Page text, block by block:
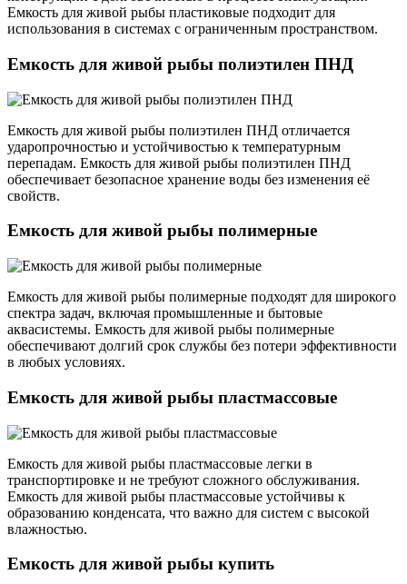
Емкость для живой рыбы пластиковые подходит для
использования в системах с ограниченным пространством.
Емкость для живой рыбы полиэтилен ПНД
Емкость для живой рыбы полиэтилен ПНД отличается
ударопрочностью и устойчивостью к температурным
перепадам. Емкость для живой рыбы полиэтилен ПНД
обеспечивает безопасное хранение воды без изменения её
свойств.
Емкость для живой рыбы полимерные
Емкость для живой рыбы полимерные подходят для широкого
спектра задач, включая промышленные и бытовые
аквасистемы. Емкость для живой рыбы полимерные
обеспечивают долгий срок службы без потери эффективности
в любых условиях.
Емкость для живой рыбы пластмассовые
Емкость для живой рыбы пластмассовые легки в
транспортировке и не требуют сложного обслуживания.
Емкость для живой рыбы пластмассовые устойчивы к
образованию конденсата, что важно для систем с высокой
влажностью.
Емкость для живой рыбы купить